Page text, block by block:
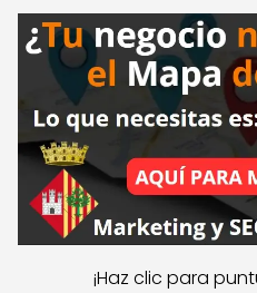
¡Haz clic para